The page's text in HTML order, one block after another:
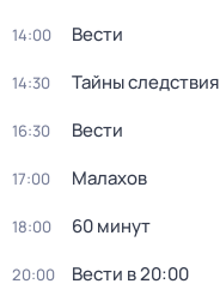
14:00 Вести
14:30 Тайны следствия
16:30 Вести
17:00 Малахов
18:00 60 минут
20:00 Вести в 20:00